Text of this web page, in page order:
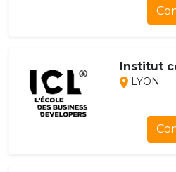
Institut
LYON